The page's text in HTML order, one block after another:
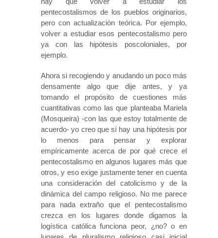
pentecostalismos de los pueblos originarios,
pero con actualización teórica. Por ejemplo,
volver a estudiar esos pentecostalismo pero
ya con las hipótesis poscoloniales, por
ejemplo.
Ahora si recogiendo y anudando un poco más
densamente algo que dije antes, y ya
tomando el propósito de cuestiones más
cuantitativas como las que planteaba Mariela
(Mosqueira) -con las que estoy totalmente de
acuerdo- yo creo que sí hay una hipótesis por
lo menos para pensar y explorar
empíricamente acerca de por qué crece el
pentecostalismo en algunos lugares más que
otros, y eso exige justamente tener en cuenta
una consideración del catolicismo y de la
dinámica del campo religioso. No me parece
para nada extraño que el pentecostalismo
crezca en los lugares donde digamos la
logística católica funciona peor, ¿no? o en